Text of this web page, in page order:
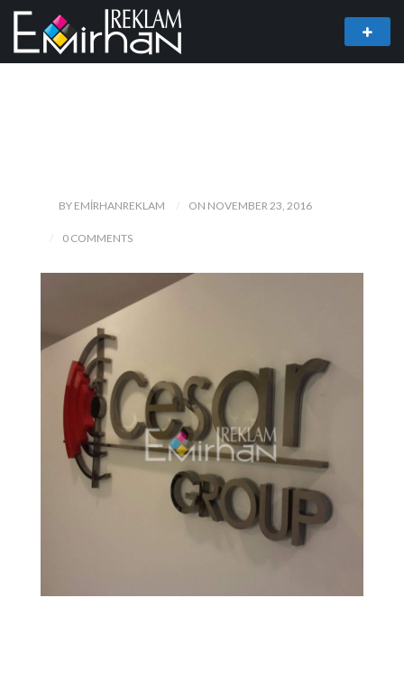
BY EMIRHANREKLAM ON NOVEMBER 23, 2016
0 COMMENTS